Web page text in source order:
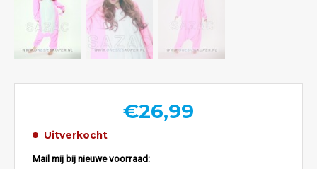
€26,99
Uitverkocht
Mail mij bij nieuwe voorraad: